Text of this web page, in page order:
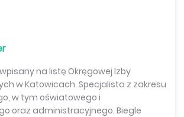
na listę Okręgowej Izby
w Katowicach. Specjalista z zakresu
w tym oświatowego i
oraz administracyjnego. Biegle